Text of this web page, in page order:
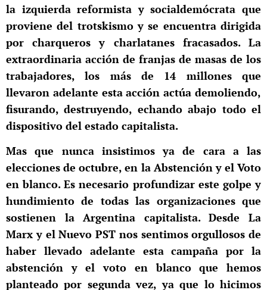
la izquierda reformista y socialdemócrata que
proviene del trotskismo y se encuentra dirigida
por charqueros y charlatanes fracasados. La
extraordinaria acción de franjas de masas de los
trabajadores, los más de 14 millones que
llevaron adelante esta acción actúa demoliendo,
fisurando, destruyendo, echando abajo todo el
dispositivo del estado capitalista.
Mas que nunca insistimos ya de cara a las
elecciones de octubre, en la Abstención y el Voto
en blanco. Es necesario profundizar este golpe y
hundimiento de todas las organizaciones que
sostienen la Argentina capitalista. Desde La
Marx y el Nuevo PST nos sentimos orgullosos de
haber llevado adelante esta campaña por la
abstención y el voto en blanco que hemos
planteado por segunda vez, ya que lo hicimos